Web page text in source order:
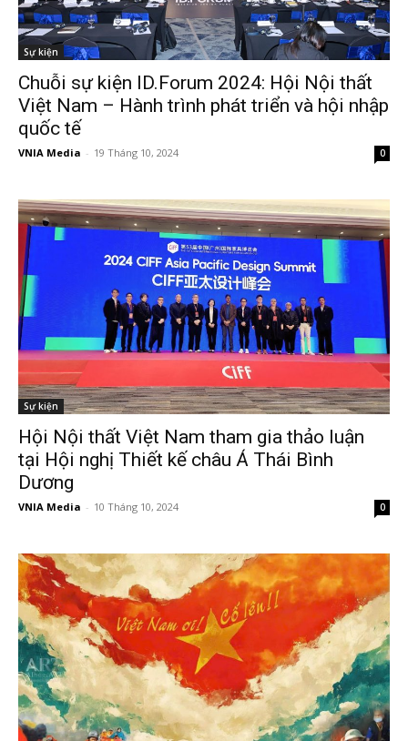
Sự kiện
Chuỗi sự kiện ID.Forum 2024: Hội Nội thất
Việt Nam – Hành trình phát triển và hội nhập
quốc tế
VNIA Media - 19 Tháng 10, 2024 0
Sự kiện
Hội Nội thất Việt Nam tham gia thảo luận
tại Hội nghị Thiết kế châu Á Thái Bình
Dương
VNIA Media - 10 Tháng 10, 2024 0